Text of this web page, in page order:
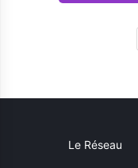
Le Réseau